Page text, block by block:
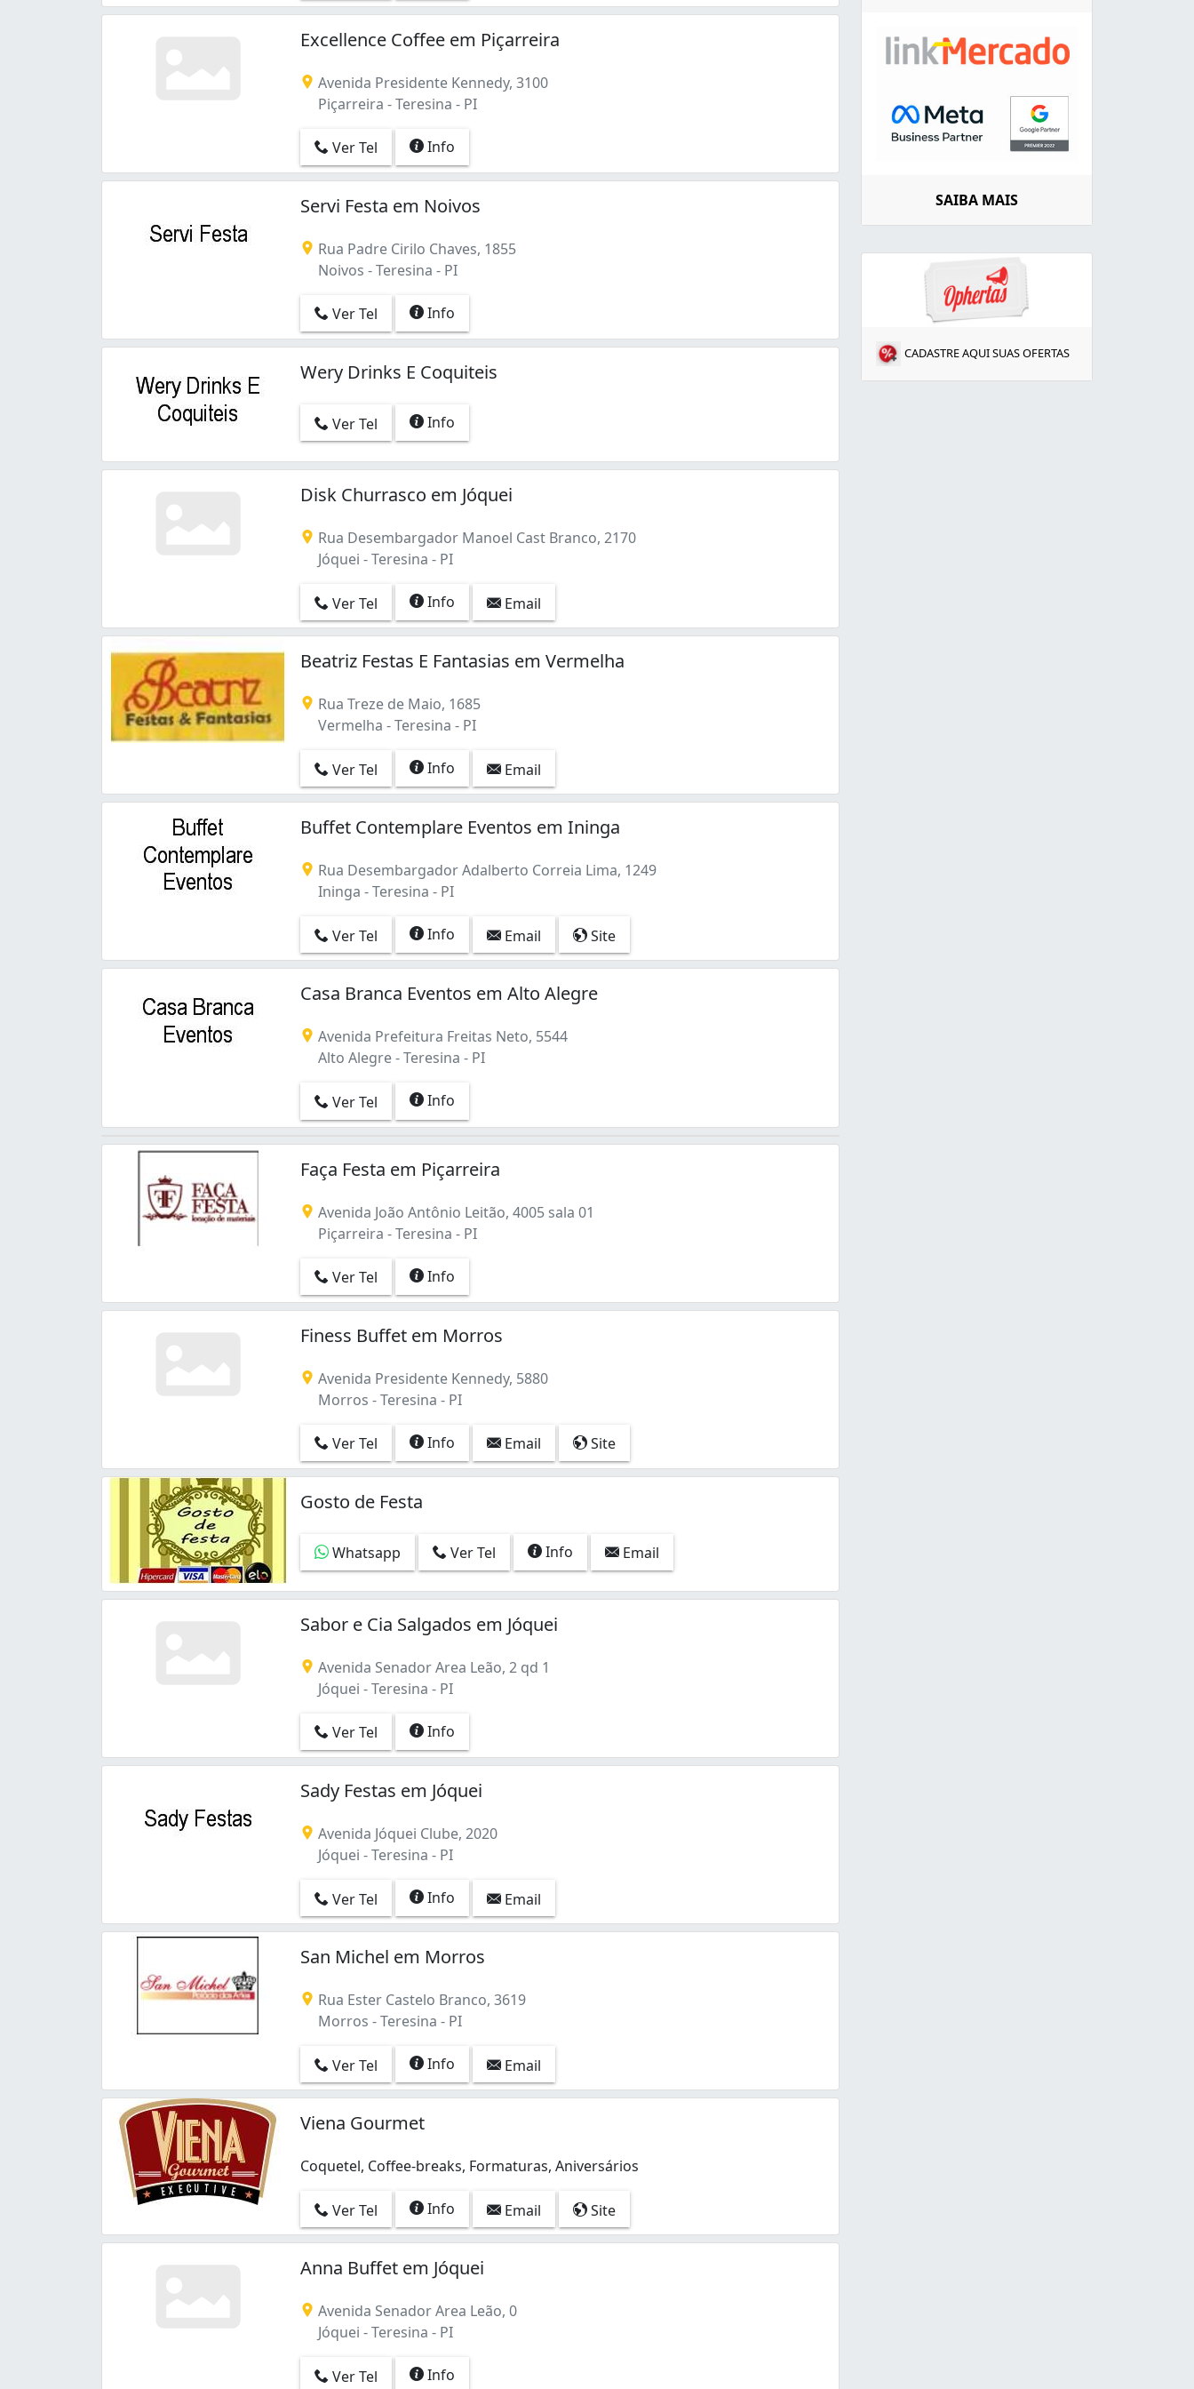
Marquês (2)
Piçarreira (2)
Santa Isabel (2)
São Cristóvão (4)
Excellence Coffee em Piçarreira
Avenida Presidente Kennedy, 3100
Piçarreira - Teresina - PI
Ver Tel Info
Servi Festa em Noivos
Rua Padre Cirilo Chaves, 1855
Noivos - Teresina - PI
Ver Tel Info
Wery Drinks E Coquiteis
Ver Tel Info
Disk Churrasco em Jóquei
Rua Desembargador Manoel Cast Branco, 2170
Jóquei - Teresina - PI
Ver Tel Info Email
Beatriz Festas E Fantasias em Vermelha
Rua Treze de Maio, 1685
Vermelha - Teresina - PI
Ver Tel Info Email
Buffet Contemplare Eventos em Ininga
Rua Desembargador Adalberto Correia Lima, 1249
Ininga - Teresina - PI
Ver Tel Info Email Site
Casa Branca Eventos em Alto Alegre
Avenida Prefeitura Freitas Neto, 5544
Alto Alegre - Teresina - PI
Ver Tel Info
Faça Festa em Piçarreira
Avenida João Antônio Leitão, 4005 sala 01
Piçarreira - Teresina - PI
Ver Tel Info
Finess Buffet em Morros
Avenida Presidente Kennedy, 5880
Morros - Teresina - PI
Ver Tel Info Email Site
Gosto de Festa
Whatsapp Ver Tel Info Email
Sabor e Cia Salgados em Jóquei
Avenida Senador Area Leão, 2 qd 1
Jóquei - Teresina - PI
Ver Tel Info
Sady Festas em Jóquei
Avenida Jóquei Clube, 2020
Jóquei - Teresina - PI
Ver Tel Info Email
San Michel em Morros
Rua Ester Castelo Branco, 3619
Morros - Teresina - PI
Ver Tel Info Email
Viena Gourmet
Coquetel, Coffee-breaks, Formaturas, Aniversários
Ver Tel Info Email Site
Anna Buffet em Jóquei
Avenida Senador Area Leão, 0
Jóquei - Teresina - PI
Ver Tel Info
SAIBA MAIS
CADASTRE AQUI SUAS OFERTAS